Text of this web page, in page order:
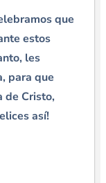
que
estos
les
para que
de Cristo,
así!